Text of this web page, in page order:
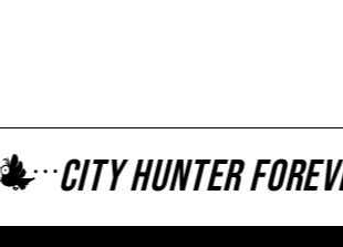
CITY HUNTER